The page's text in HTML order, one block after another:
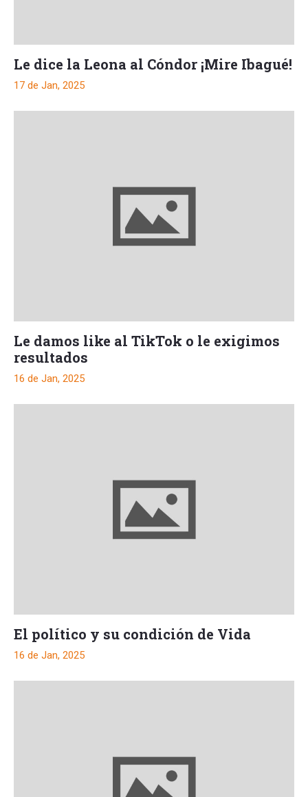
Le dice la Leona al Cóndor ¡Mire Ibagué!
17 de Jan, 2025
Le damos like al TikTok o le exigimos
resultados
16 de Jan, 2025
El político y su condición de Vida
16 de Jan, 2025